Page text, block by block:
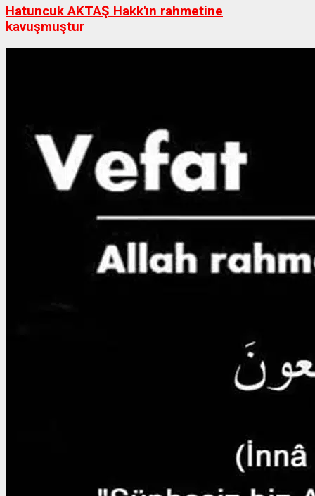
Hatuncuk AKTAŞ Hakk'ın rahmetine
kavuşmuştur